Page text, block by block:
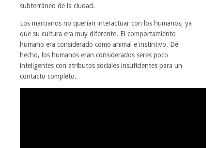
subterráneo de la ciudad.
Los marcianos no querían interactuar con los humanos, ya
que su cultura era muy diferente. El comportamiento
humano era considerado como animal e instintivo. De
hecho, los humanos eran considerados seres poco
inteligentes con atributos sociales insuficientes para un
contacto completo.